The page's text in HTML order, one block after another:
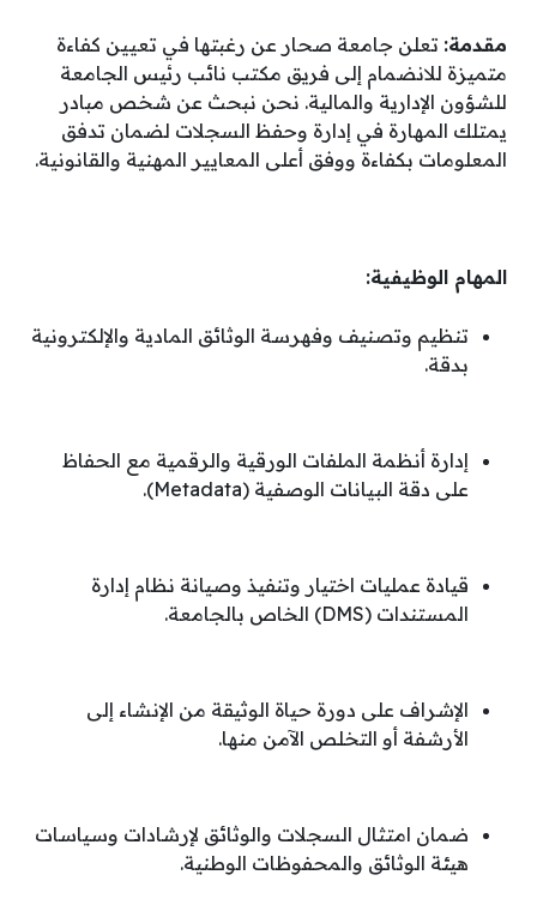
مقدمة: تعلن جامعة صحار عن رغبتها في تعيين كفاءة
متميزة للانضمام إلى فريق مكتب نائب رئيس الجامعة
للشؤون الإدارية والمالية. نحن نبحث عن شخص مبادر
يمتلك المهارة في إدارة وحفظ السجلات لضمان تدفق
المعلومات بكفاءة ووفق أعلى المعايير المهنية والقانونية.
المهام الوظيفية:
تنظيم وتصنيف وفهرسة الوثائق المادية والإلكترونية
بدقة.
إدارة أنظمة الملفات الورقية والرقمية مع الحفاظ
على دقة البيانات الوصفية (Metadata)
.
قيادة عمليات اختيار وتنفيذ وصيانة نظام إدارة
المستندات (DMS) الخاص بالجامعة
.
الإشراف على دورة حياة الوثيقة من الإنشاء إلى
الأرشفة أو التخلص الآمن منها.
ضمان امتثال السجلات والوثائق لإرشادات وسياسات
هيئة الوثائق والمحفوظات الوطنية.